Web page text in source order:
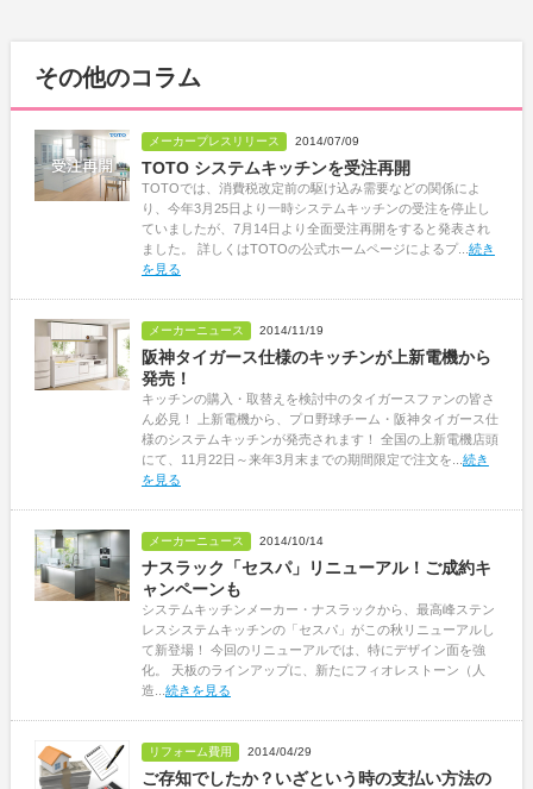
その他のコラム
メーカープレスリリース 2014/07/09
TOTO システムキッチンを受注再開
TOTOでは、消費税改定前の駆け込み需要などの関係によ
り、今年3月25日より一時システムキッチンの受注を停止し
ていましたが、7月14日より全面受注再開をすると発表され
ました。 詳しくはTOTOの公式ホームページによるプ... 続き
を見る
メーカーニュース 2014/11/19
阪神タイガース仕様のキッチンが上新電機から
発売！
キッチンの購入・取替えを検討中のタイガースファンの皆さ
ん必見！ 上新電機から、プロ野球チーム・阪神タイガース仕
様のシステムキッチンが発売されます！ 全国の上新電機店頭
にて、11月22日～来年3月末までの期間限定で注文を... 続き
を見る
メーカーニュース 2014/10/14
ナスラック「セスパ」リニューアル！ご成約キ
ャンペーンも
システムキッチンメーカー・ナスラックから、最高峰ステン
レスシステムキッチンの「セスパ」がこの秋リニューアルし
て新登場！ 今回のリニューアルでは、特にデザイン面を強
化。 天板のラインアップに、新たにフィオレストーン（人
造... 続きを見る
リフォーム費用 2014/04/29
ご存知でしたか？いざという時の支払い方法の